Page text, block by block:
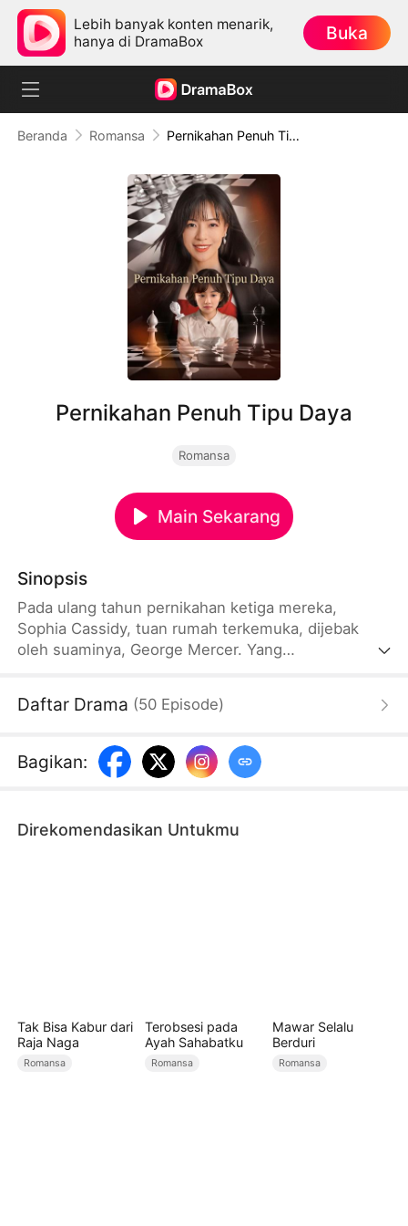
Lebih banyak konten menarik,
hanya di DramaBox
Buka
Beranda Romansa Pernikahan Penuh Tipu Daya
Pernikahan Penuh Tipu Daya
Romansa
Main Sekarang
Sinopsis
Pada ulang tahun pernikahan ketiga mereka,
Sophia Cassidy, tuan rumah terkemuka, dijebak
oleh suaminya, George Mercer. Yang
Setelah mengetahui bahwa George telah
mengambil nyawanya untuk sejumlah pembayaran
asuransi yang menggoda, Sophia bergabung
sebenarnya adalah ma
Daftar Drama (50 Episode)
Bagikan:
Direkomendasikan Untukmu
Tak Bisa Kabur dari
Raja Naga
Romansa
Terobsesi pada
Ayah Sahabatku
Romansa
Mawar Selalu
Berduri
Romansa